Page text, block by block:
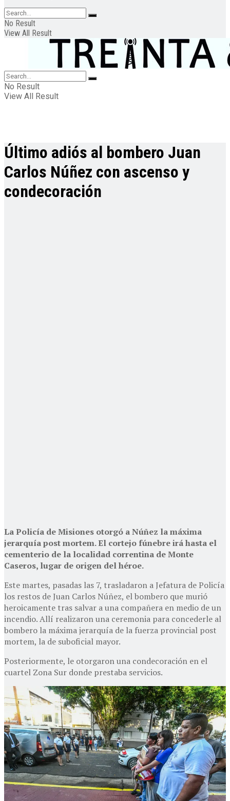
No Result
View All Result
No Result
View All Result
Último adiós al bombero Juan
Carlos Núñez con ascenso y
condecoración
La Policía de Misiones otorgó a Núñez la máxima
jerarquía post mortem. El cortejo fúnebre irá hasta el
cementerio de la localidad correntina de Monte
Caseros, lugar de origen del héroe.
Este martes, pasadas las 7, trasladaron a Jefatura de Policía
los restos de Juan Carlos Núñez, el bombero que murió
heroicamente tras salvar a una compañera en medio de un
incendio. Allí realizaron una ceremonia para concederle al
bombero la máxima jerarquía de la fuerza provincial post
mortem, la de suboficial mayor.
Posteriormente, le otorgaron una condecoración en el
cuartel Zona Sur donde prestaba servicios.